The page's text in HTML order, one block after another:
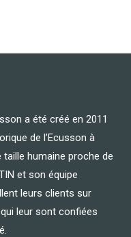
a été créé en 2011
de l’Ecusson à
taille humaine proche de
et son équipe
leurs clients sur
leur sont confiées